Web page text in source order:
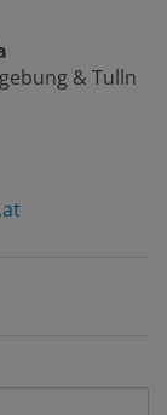
& Tulln